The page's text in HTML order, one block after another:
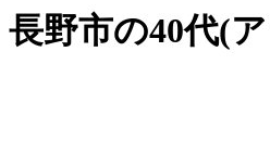
長野市の40代(